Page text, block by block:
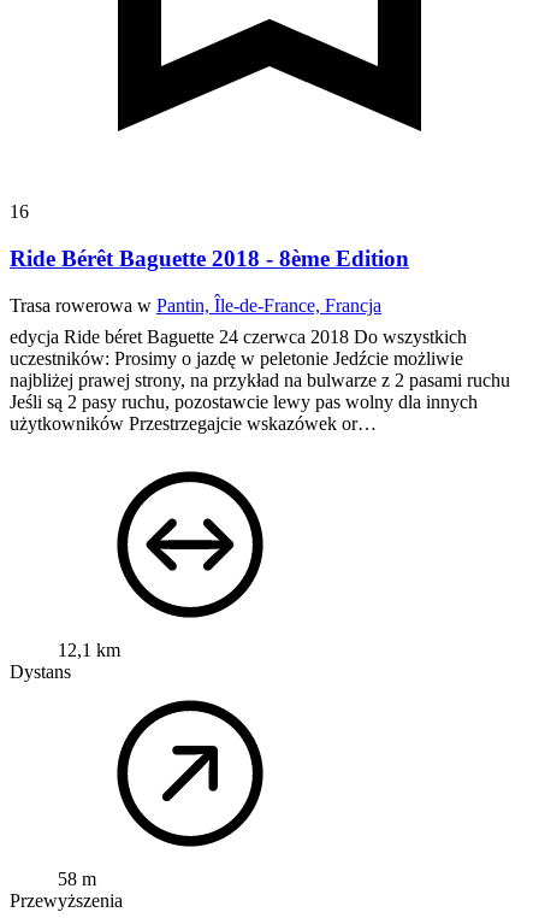
16
Ride Bérêt Baguette 2018 - 8ème Edition
Trasa rowerowa w Pantin, Île-de-France, Francja
edycja Ride béret Baguette 24 czerwca 2018 Do wszystkich
uczestników: Prosimy o jazdę w peletonie Jedźcie możliwie
najbliżej prawej strony, na przykład na bulwarze z 2 pasami ruchu
Jeśli są 2 pasy ruchu, pozostawcie lewy pas wolny dla innych
użytkowników Przestrzegajcie wskazówek or…
12,1 km
Dystans
58 m
Przewyższenia